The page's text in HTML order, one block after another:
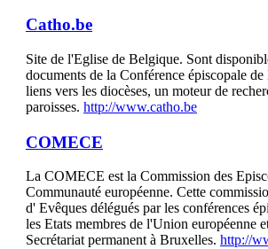
Catho.be
Site de l'Eglise de Belgique. Sont
documents de la Conférence épiscopale
liens vers les diocèses, un moteur de
paroisses. http://www.catho.be
COMECE
La COMECE est la Commission des
Communauté européenne. Cette
d' Evêques délégués par les conférences
les Etats membres de l'Union européenne
Secrétariat permanent à Bruxelles. http://